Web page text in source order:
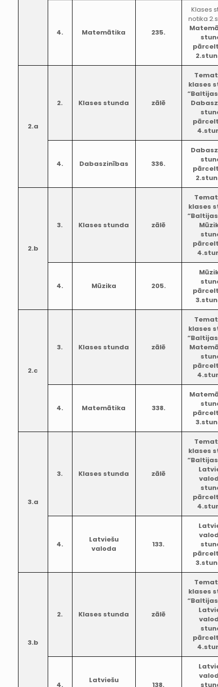
4. Matemātika 235.
Klases
notika
2.a
2. Klases stunda zālē
klases
4. Dabaszinības 336.
2.b
3. Klases stunda zālē
klases
4. Mūzika 205.
2.c
3. Klases stunda zālē
klases
4. Matemātika 338.
3.a
3. Klases stunda zālē
klases
4.
Latviešu
valoda
133.
3.b
2. Klases stunda zālē
klases
4.
Latviešu
138.